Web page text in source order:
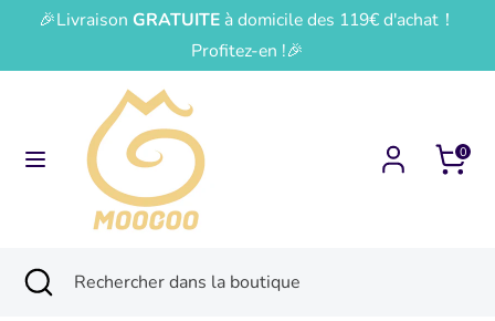
Passer
contenu
🎉Livraison GRATUITE à domicile des 119€ d'achat！
Profitez-en !🎉
0
Français
RechercheRechercher
dans
boutique
RechercheRechercher
Fermer